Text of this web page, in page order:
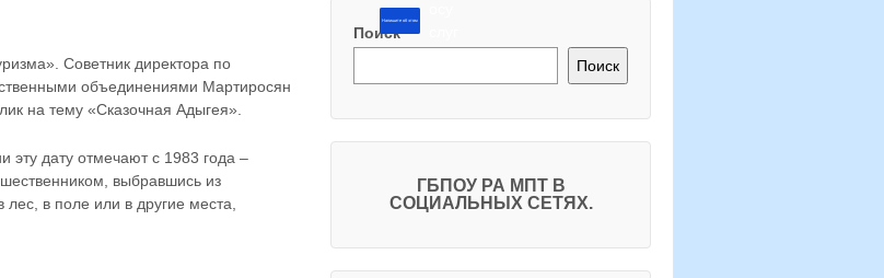
Советник директора по
объединениями Мартиросян
на тему «Сказочная Адыгея».
эту дату отмечают с 1983 года –
выбравшись из
в поле или в другие места,
Напишите об этом
Поиск
Поиск
ГБПОУ РА МПТ В
СОЦИАЛЬНЫХ СЕТЯХ.